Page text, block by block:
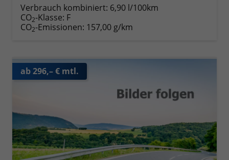
Verbrauch kombiniert: 6,90 l/100km
CO2-Klasse: F
CO2-Emissionen: 157,00 g/km
ab 296,– € mtl.